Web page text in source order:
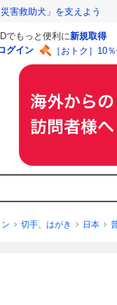
害救助犬」を支えよう
IDでもっと便利に新規取得
グイン
［おトク］10
切手、はがき 日本